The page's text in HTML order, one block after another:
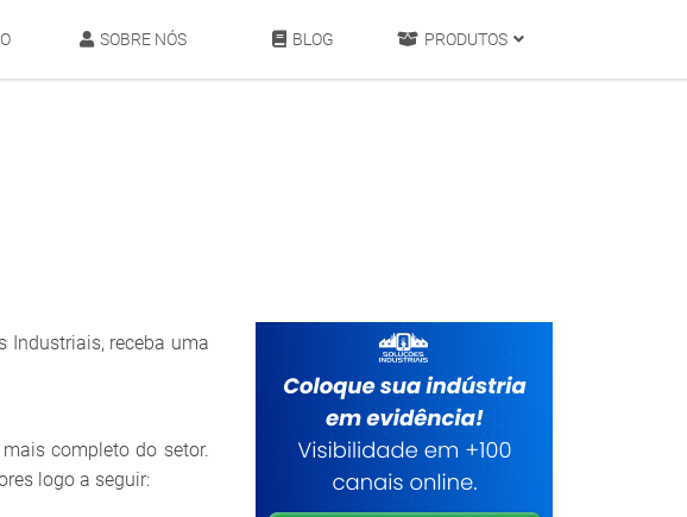
SOBRE NÓS BLOG PRODUTOS
Industriais, receba uma
completo do setor.
logo a seguir: